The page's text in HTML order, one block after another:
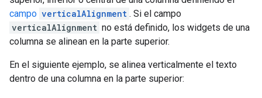
campo verticalAlignment . Si el campo
verticalAlignment no está definido, los widgets de una
columna se alinean en la parte superior.
En el siguiente ejemplo, se alinea verticalmente el texto
dentro de una columna en la parte superior: